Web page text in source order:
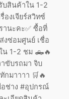
บสินค้าใน 1-2
งเจียร์สวิทซ์
านะคะ✅ ซื้อที่
งซ่อมศูนย์ เชื่อ
น 1-2 ชม 🛻🔥
าขับรถมา จิบ
กมาาาา 🛒🔥
ช่าง #อุปกรณ์